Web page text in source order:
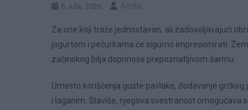
6 Jula, 2026 Amila
Za one koji traže jednostavan, ali zadovoljavajući
jogurtom i pečurkama će sigurno impresionirati.
začinskog bilja doprinose prepoznatljivom šarmu.
Umesto korišćenja guste pavlake, dodavanje
i laganim. Štaviše, njegova svestranost omogućava